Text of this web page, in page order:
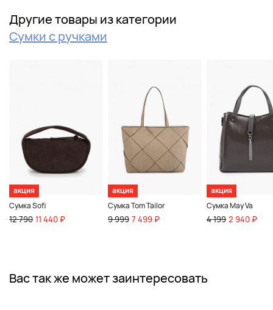
Другие товары из категории
Сумки с ручками
акция
Сумка Sofi
12 790 11 440 ₽
акция
Сумка Tom Tailor
9 999 7 499 ₽
акция
Сумка May Va
4 199 2 940 ₽
Вас так же может заинтересовать